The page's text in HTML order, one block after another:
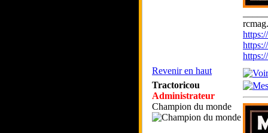
Revenir en haut
Tractoricou
Administrateur
Champion du monde